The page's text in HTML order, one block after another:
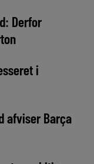
Derfor
i
afviser Barça